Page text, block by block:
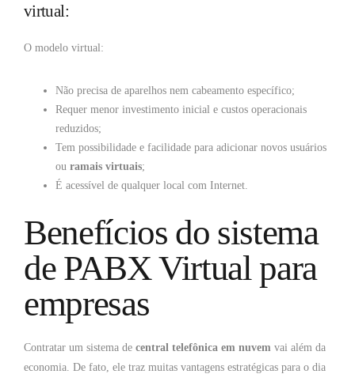
virtual:
O modelo virtual:
Não precisa de aparelhos nem cabeamento específico;
Requer menor investimento inicial e custos operacionais
reduzidos;
Tem possibilidade e facilidade para adicionar novos usuários
ou ramais virtuais;
É acessível de qualquer local com Internet.
Benefícios do sistema
de PABX Virtual para
empresas
Contratar um sistema de central telefônica em nuvem vai além da
economia. De fato, ele traz muitas vantagens estratégicas para o dia